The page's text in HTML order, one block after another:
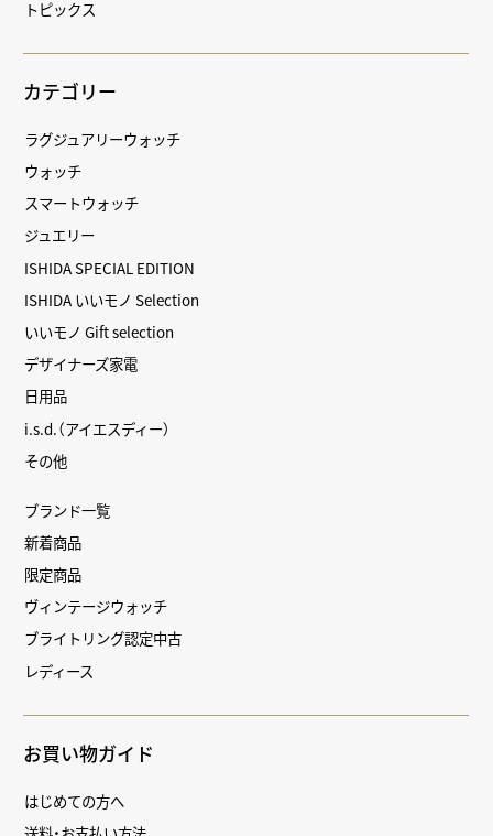
トピックス
カテゴリー
ラグジュアリーウォッチ
ウォッチ
スマートウォッチ
ジュエリー
ISHIDA SPECIAL EDITION
ISHIDA いいモノ Selection
いいモノ Gift selection
デザイナーズ家電
日用品
i.s.d.（アイエスディー）
その他
ブランド一覧
新着商品
限定商品
ヴィンテージウォッチ
ブライトリング認定中古
レディース
お買い物ガイド
はじめての方へ